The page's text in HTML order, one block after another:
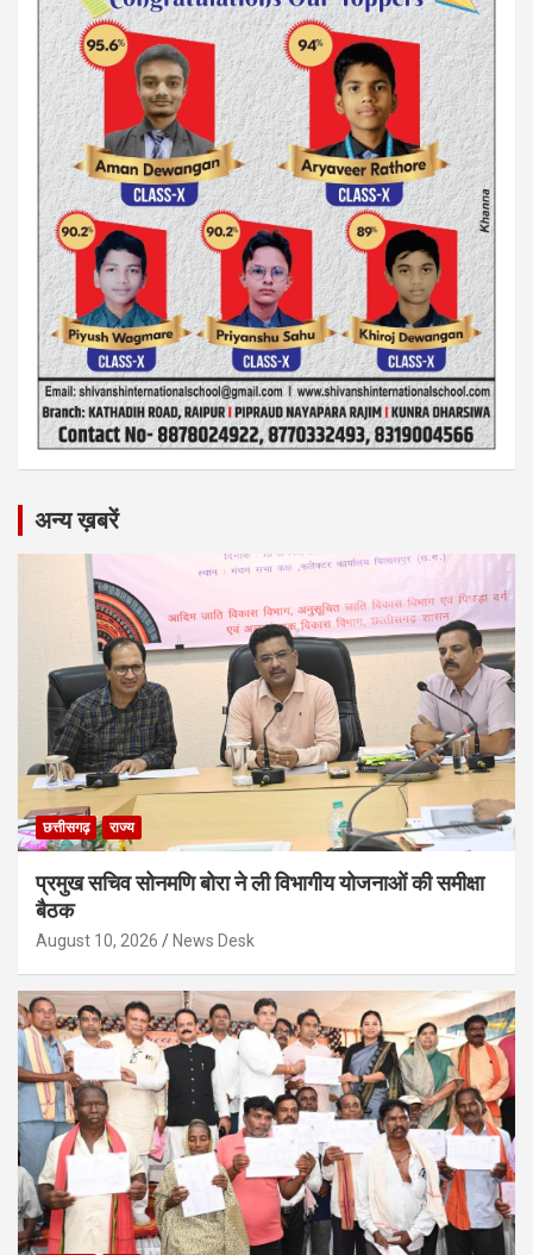
अन्य ख़बरें
छत्तीसगढ़ राज्य
प्रमुख सचिव सोनमणि बोरा ने ली विभागीय योजनाओं की समीक्षा
बैठक
August 10, 2026 News Desk